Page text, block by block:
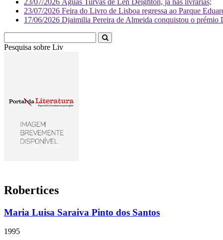
23/07/2026 Feira do Livro de Lisboa regressa ao Parque
17/06/2026 Djaimilia Pereira de Almeida conquistou o
Pesquisa sobre Literatura
Robertices
Maria Luisa Saraiva Pinto dos Santos
1995